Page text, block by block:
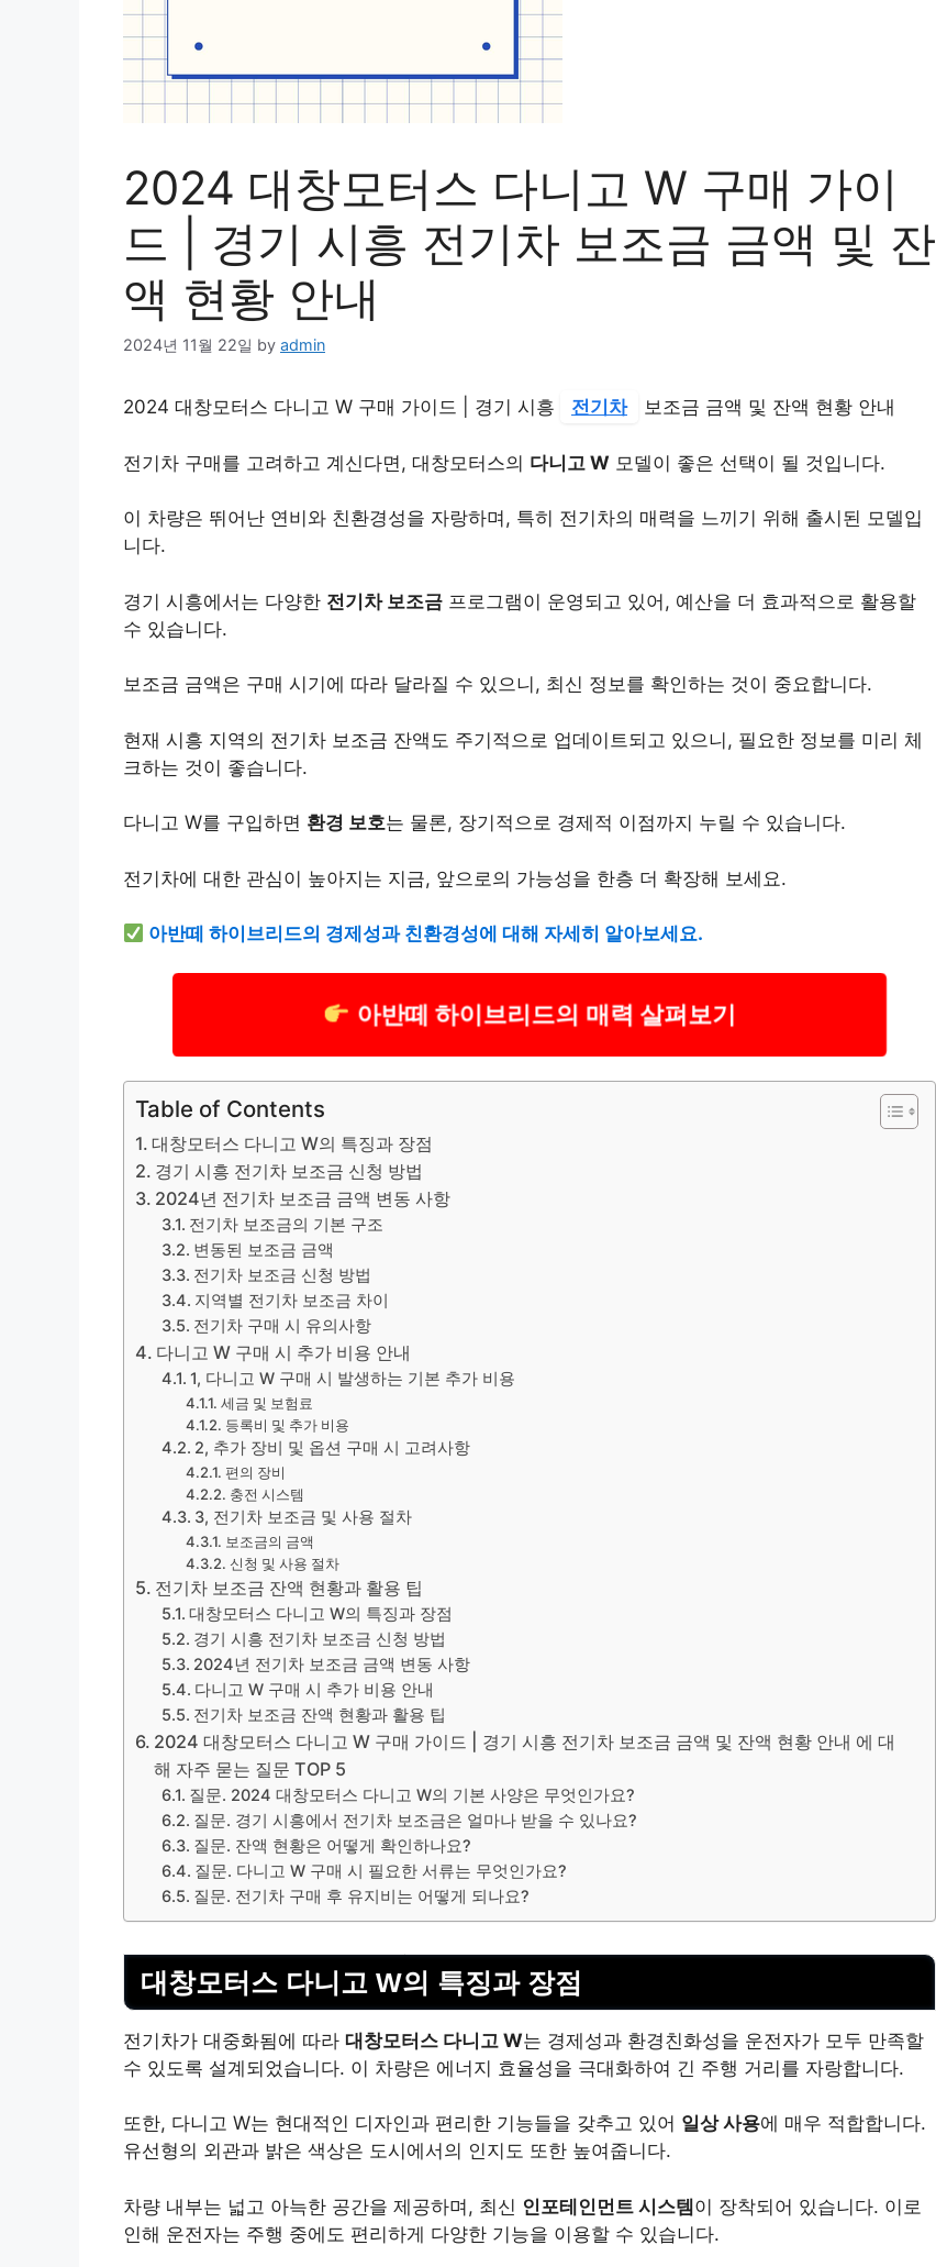
2024 대창모터스 다니고 W 구매 가이
드 | 경기 시흥 전기차 보조금 금액 및 잔
액 현황 안내
2024년 11월 22일 by admin
2024 대창모터스 다니고 W 구매 가이드 | 경기 시흥 전기차 보조금 금액 및 잔액 현황 안내
전기차 구매를 고려하고 계신다면, 대창모터스의 다니고 W 모델이 좋은 선택이 될 것입니다.
이 차량은 뛰어난 연비와 친환경성을 자랑하며, 특히 전기차의 매력을 느끼기 위해 출시된 모델입
니다.
경기 시흥에서는 다양한 전기차 보조금 프로그램이 운영되고 있어, 예산을 더 효과적으로 활용할
수 있습니다.
보조금 금액은 구매 시기에 따라 달라질 수 있으니, 최신 정보를 확인하는 것이 중요합니다.
현재 시흥 지역의 전기차 보조금 잔액도 주기적으로 업데이트되고 있으니, 필요한 정보를 미리 체
크하는 것이 좋습니다.
다니고 W를 구입하면 환경 보호는 물론, 장기적으로 경제적 이점까지 누릴 수 있습니다.
전기차에 대한 관심이 높아지는 지금, 앞으로의 가능성을 한층 더 확장해 보세요.
아반떼 하이브리드의 경제성과 친환경성에 대해 자세히 알아보세요.
아반떼 하이브리드의 매력 살펴보기
Table of Contents
대창모터스 다니고 W의 특징과 장점
경기 시흥 전기차 보조금 신청 방법
2024년 전기차 보조금 금액 변동 사항
전기차 보조금의 기본 구조
변동된 보조금 금액
전기차 보조금 신청 방법
지역별 전기차 보조금 차이
전기차 구매 시 유의사항
다니고 W 구매 시 추가 비용 안내
1, 다니고 W 구매 시 발생하는 기본 추가 비용
세금 및 보험료
등록비 및 추가 비용
2, 추가 장비 및 옵션 구매 시 고려사항
편의 장비
충전 시스템
3, 전기차 보조금 및 사용 절차
보조금의 금액
신청 및 사용 절차
전기차 보조금 잔액 현황과 활용 팁
대창모터스 다니고 W의 특징과 장점
경기 시흥 전기차 보조금 신청 방법
2024년 전기차 보조금 금액 변동 사항
다니고 W 구매 시 추가 비용 안내
전기차 보조금 잔액 현황과 활용 팁
2024 대창모터스 다니고 W 구매 가이드 | 경기 시흥 전기차 보조금 금액 및 잔액 현황 안내 에 대
해 자주 묻는 질문 TOP 5
질문. 2024 대창모터스 다니고 W의 기본 사양은 무엇인가요?
질문. 경기 시흥에서 전기차 보조금은 얼마나 받을 수 있나요?
질문. 잔액 현황은 어떻게 확인하나요?
질문. 다니고 W 구매 시 필요한 서류는 무엇인가요?
질문. 전기차 구매 후 유지비는 어떻게 되나요?
대창모터스 다니고 W의 특징과 장점
전기차가 대중화됨에 따라 대창모터스 다니고 W는 경제성과 환경친화성을 운전자가 모두 만족할
수 있도록 설계되었습니다. 이 차량은 에너지 효율성을 극대화하여 긴 주행 거리를 자랑합니다.
또한, 다니고 W는 현대적인 디자인과 편리한 기능들을 갖추고 있어 일상 사용에 매우 적합합니다.
유선형의 외관과 밝은 색상은 도시에서의 인지도 또한 높여줍니다.
차량 내부는 넓고 아늑한 공간을 제공하며, 최신 인포테인먼트 시스템이 장착되어 있습니다. 이로
인해 운전자는 주행 중에도 편리하게 다양한 기능을 이용할 수 있습니다.